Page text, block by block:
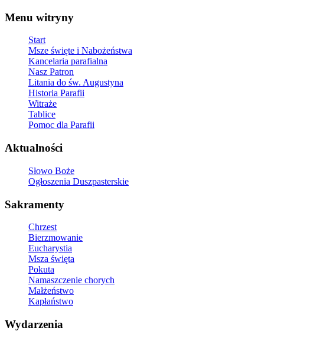
Menu witryny
Start
Msze święte i Nabożeństwa
Kancelaria parafialna
Nasz Patron
Litania do św. Augustyna
Historia Parafii
Witraże
Tablice
Pomoc dla Parafii
Aktualności
Słowo Boże
Ogłoszenia Duszpasterskie
Sakramenty
Chrzest
Bierzmowanie
Eucharystia
Msza święta
Pokuta
Namaszczenie chorych
Małżeństwo
Kapłaństwo
Wydarzenia